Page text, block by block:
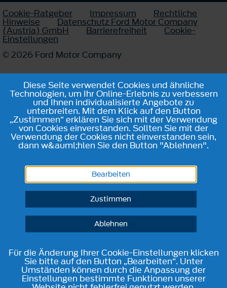
Cookie-Ratgeber Impressum Rechtliche
Hinweise Datenschutz Ford Motor Company
(Austria) GmbH Barrierefreiheit Cookie-
Einstellungen
© 2026 Ford Motor Company
Diese Seite verwendet Cookies und ähnliche
Technologien, um Ihr Online-Erlebnis zu verbessern
und Ihnen individualisierte Angebote zu
unterbreiten. Mit dem Klick auf den Button
„Zustimmen“ erklären Sie sich mit der Verwendung
von Cookies einverstanden. Sollten Sie mit der
Verwendung der Cookies nicht einverstanden sein,
dann w&auml;hlen Sie den Button "Ablehnen".
Bearbeiten
Zustimmen
Ablehnen
Für die Änderung Ihrer Cookie-Einstellungen klicken
Sie bitte auf den Button „Bearbeiten“. Unter
Umständen können durch die Anpassung der
Einstellungen bestimmte Funktionen unserer